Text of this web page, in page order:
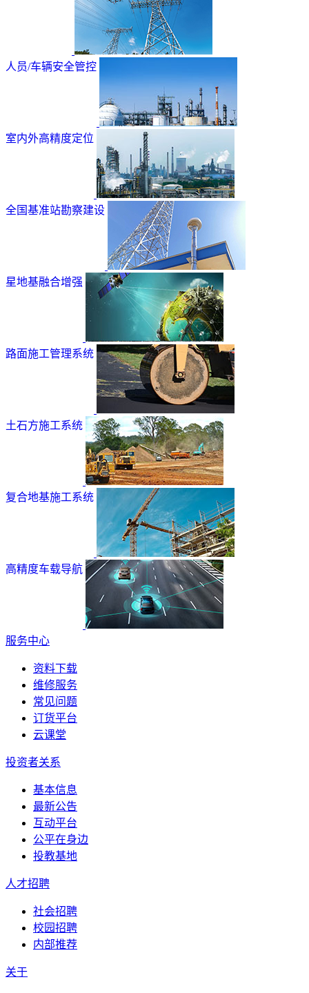
人员/车辆安全管控
室内外高精度定位
全国基准站勘察建设
星地基融合增强
路面施工管理系统
土石方施工系统
复合地基施工系统
高精度车载导航
服务中心
资料下载
维修服务
常见问题
订货平台
云课堂
投资者关系
基本信息
最新公告
互动平台
公平在身边
投教基地
人才招聘
社会招聘
校园招聘
内部推荐
关于